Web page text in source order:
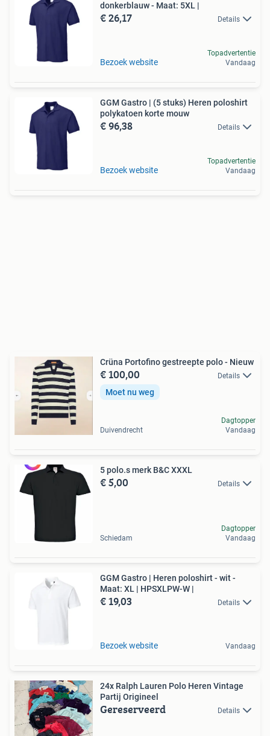
donkerblauw - Maat: 5XL |
€ 26,17 Details
Bezoek website
Topadvertentie
Vandaag
GGM Gastro | (5 stuks) Heren poloshirt
polykatoen korte mouw
€ 96,38 Details
Bezoek website
Topadvertentie
Vandaag
Crüna Portofino gestreepte polo - Nieuw
€ 100,00 Details
Moet nu weg
Duivendrecht
Dagtopper
Vandaag
5 polo.s merk B&C XXXL
€ 5,00 Details
Schiedam
Dagtopper
Vandaag
GGM Gastro | Heren poloshirt - wit -
Maat: XL | HPSXLPW-W |
€ 19,03 Details
Bezoek website Vandaag
24x Ralph Lauren Polo Heren Vintage
Partij Origineel
Gereserveerd Details